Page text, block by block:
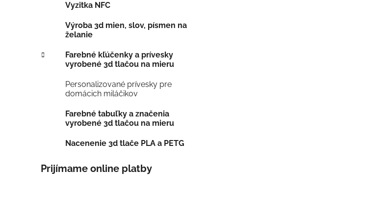
Vyzitka NFC
Výroba 3d mien, slov, písmen na
želanie
Farebné kľúčenky a prívesky
vyrobené 3d tlačou na mieru
Personalizované prívesky pre
domácich miláčikov
Farebné tabuľky a značenia
vyrobené 3d tlačou na mieru
Nacenenie 3d tlače PLA a PETG
Prijímame online platby